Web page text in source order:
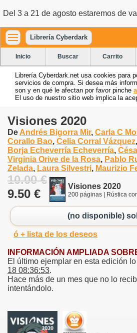
Del 3 a 21 de agosto estaremos de
Librería Cyberdark
Inicio Buscar Carrito
Librería Cyberdark.net usa cookies para
servicios de compra. Si desea más
son y en qué le afectan por favor pinche
El uso de nuestro sitio web implica la
Visiones 2020
De Andrés Bigorra Mir, Carla C
Corallo Bao, Celia Corral Vázquez,
Borja Echeverría Echeverría,
Virginia Orive de la Rosa, Pablo
Zelada, Laura Silvestri, Maurizio
10.00 €
9.50 €
Visiones 2020
200 páginas | Rústica
(no disponible)
ó + lista de los deseos
INFORMACIÓN AMPLIADA
El último ejemplar en esta edición
18 08:36:53.
Hace más de un mes que no lo
intentándolo.